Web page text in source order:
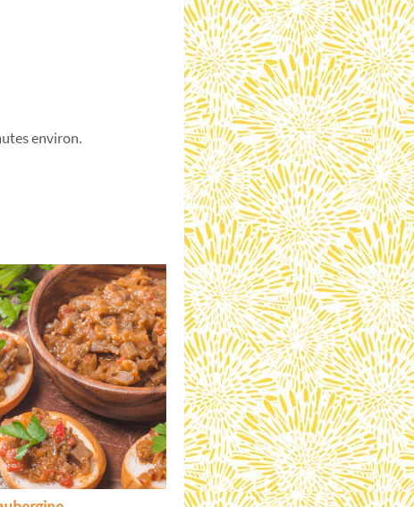
environ.